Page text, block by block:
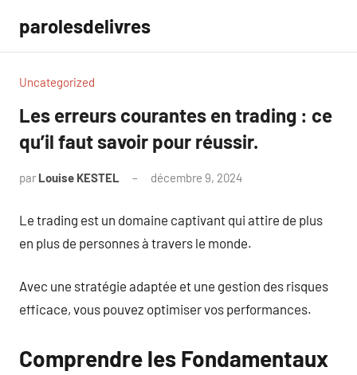
contenu
parolesdelivres
Uncategorized
Les erreurs courantes en trading : ce
qu’il faut savoir pour réussir.
par Louise KESTEL décembre 9, 2024
Le trading est un domaine captivant qui attire de plus
en plus de personnes à travers le monde.
Avec une stratégie adaptée et une gestion des risques
efficace, vous pouvez optimiser vos performances.
Comprendre les Fondamentaux